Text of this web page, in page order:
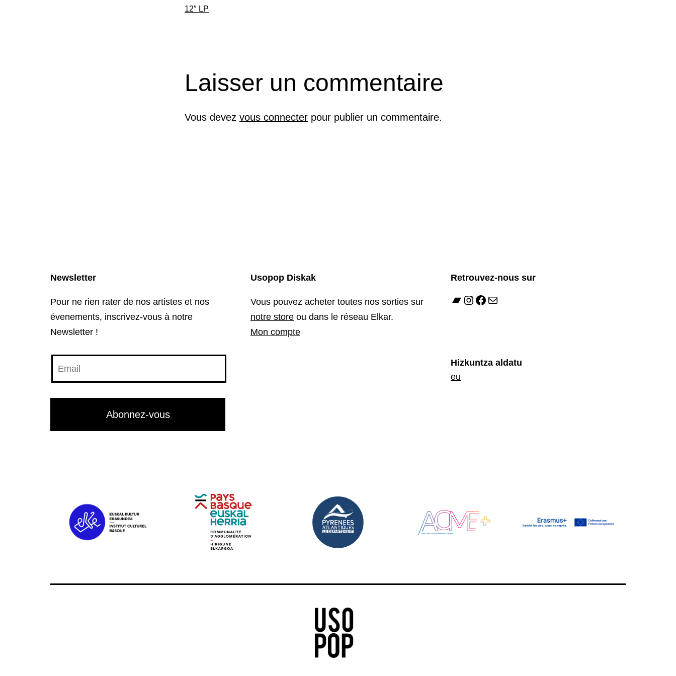
12″ LP
Laisser un commentaire
Vous devez vous connecter pour publier un commentaire.
Newsletter
Pour ne rien rater de nos artistes et nos
évenements, inscrivez-vous à notre
Newsletter !
Usopop Diskak
Vous pouvez acheter toutes nos sorties sur
notre store ou dans le réseau Elkar.
Mon compte
Retrouvez-nous sur
Bandcamp
Instagram
Facebook
E-mail
Hizkuntza aldatu
eu